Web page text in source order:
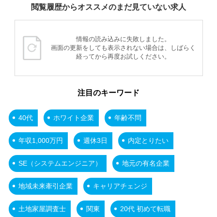
閲覧履歴からオススメのまだ見ていない求人
情報の読み込みに失敗しました。
画面の更新をしても表示されない場合は、しばらく
経ってから再度お試しください。
注目のキーワード
40代 ホワイト企業 年齢不問
年収1,000万円 週休3日 内定とりたい
SE（システムエンジニア） 地元の有名企業
地域未来牽引企業 キャリアチェンジ
土地家屋調査士 関東 20代 初めて転職